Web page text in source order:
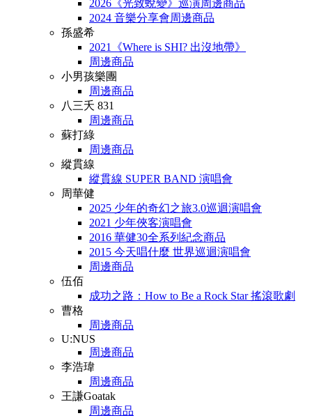
2026《光致蛻變》巡演周邊商品
2024 音樂分享會周邊商品
孫盛希
2021《Where is SHI? 出沒地帶》
周邊商品
小男孩樂團
周邊商品
八三夭 831
周邊商品
蘇打綠
周邊商品
縱貫線
縱貫線 SUPER BAND 演唱會
周華健
2025 少年的奇幻之旅3.0巡迴演唱會
2021 少年俠客演唱會
2016 華健30全系列紀念商品
2015 今天唱什麼 世界巡迴演唱會
周邊商品
伍佰
成功之路：How to Be a Rock Star 搖滾歌劇
曹格
周邊商品
U:NUS
周邊商品
李浩瑋
周邊商品
王謙Goatak
周邊商品